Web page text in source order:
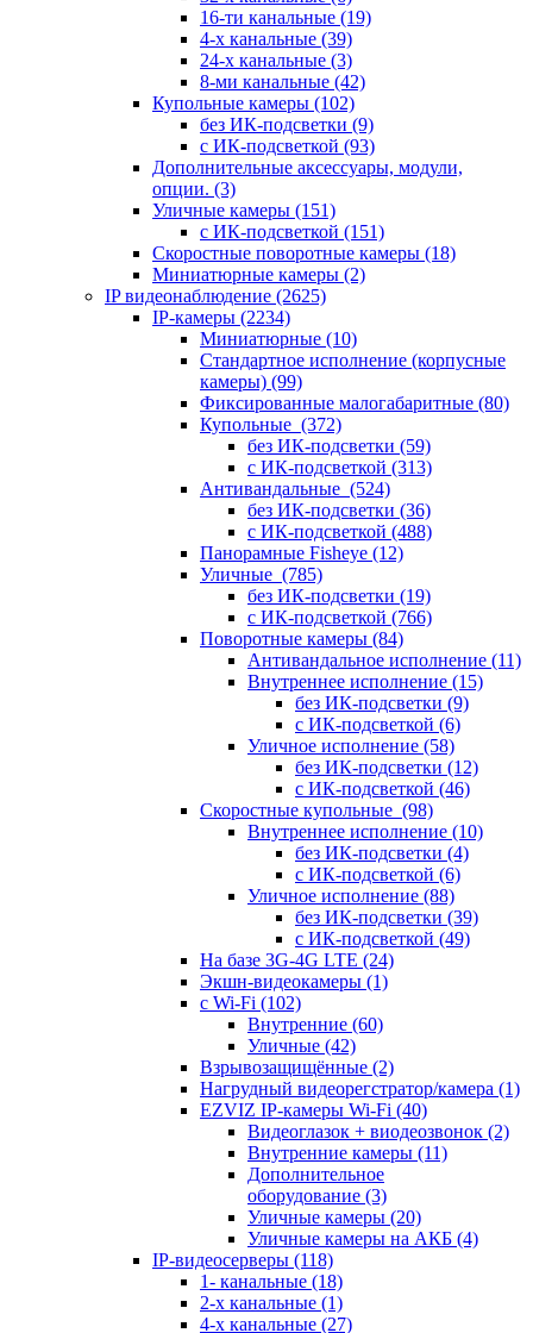
16-ти канальные (19)
4-х канальные (39)
24-х канальные (3)
8-ми канальные (42)
Купольные камеры (102)
без ИК-подсветки (9)
с ИК-подсветкой (93)
Дополнительные аксессуары, модули,
опции. (3)
Уличные камеры (151)
с ИК-подсветкой (151)
Скоростные поворотные камеры (18)
Миниатюрные камеры (2)
IP видеонаблюдение (2625)
IP-камеры (2234)
Миниатюрные (10)
Стандартное исполнение (корпусные
камеры) (99)
Фиксированные малогабаритные (80)
Купольные (372)
без ИК-подсветки (59)
с ИК-подсветкой (313)
Антивандальные (524)
без ИК-подсветки (36)
с ИК-подсветкой (488)
Панорамные Fisheye (12)
Уличные (785)
без ИК-подсветки (19)
с ИК-подсветкой (766)
Поворотные камеры (84)
Антивандальное исполнение (11)
Внутреннее исполнение (15)
без ИК-подсветки (9)
с ИК-подсветкой (6)
Уличное исполнение (58)
без ИК-подсветки (12)
с ИК-подсветкой (46)
Скоростные купольные (98)
Внутреннее исполнение (10)
без ИК-подсветки (4)
с ИК-подсветкой (6)
Уличное исполнение (88)
без ИК-подсветки (39)
с ИК-подсветкой (49)
На базе 3G-4G LTE (24)
Экшн-видеокамеры (1)
с Wi-Fi (102)
Внутренние (60)
Уличные (42)
Взрывозащищённые (2)
Нагрудный видеорегстратор/камера (1)
EZVIZ IP-камеры Wi-Fi (40)
Видеоглазок + виодеозвонок (2)
Внутренние камеры (11)
Дополнительное
оборудование (3)
Уличные камеры (20)
Уличные камеры на АКБ (4)
IP-видеосерверы (118)
1- канальные (18)
2-х канальные (1)
4-х канальные (27)